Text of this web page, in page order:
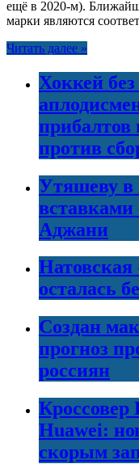
ещё в 2020-м).
марки являются
Читать далее »
Хоккей
прибалтов
против
Утяшеву в
вставками
Аджани
Натовская
осталась
Создан
прогноз
россиян
Кроссовер
Huawei:
скорым